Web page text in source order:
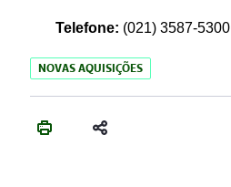
Telefone: (021) 3587-5300
NOVAS AQUISIÇÕES